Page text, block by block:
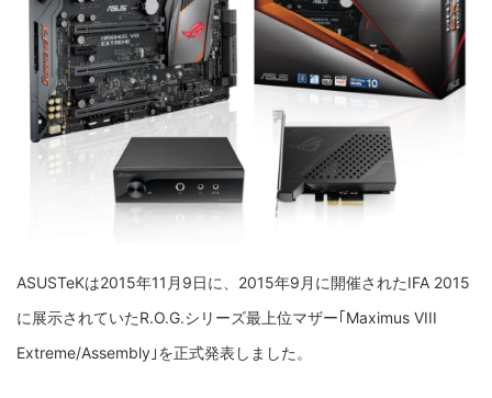
ASUSTeKは2015年11月9日に、2015年9月に開催されたIFA 2015
に展示されていたR.O.G.シリーズ最上位マザー｢Maximus VIII
Extreme/Assembly｣を正式発表しました。